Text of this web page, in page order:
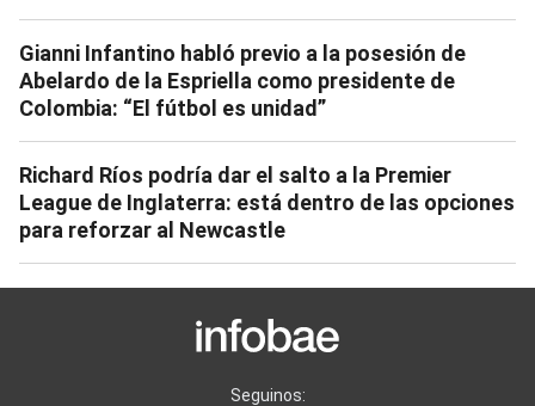
Gianni Infantino habló previo a la posesión de
Abelardo de la Espriella como presidente de
Colombia: “El fútbol es unidad”
Richard Ríos podría dar el salto a la Premier
League de Inglaterra: está dentro de las opciones
para reforzar al Newcastle
Seguinos: